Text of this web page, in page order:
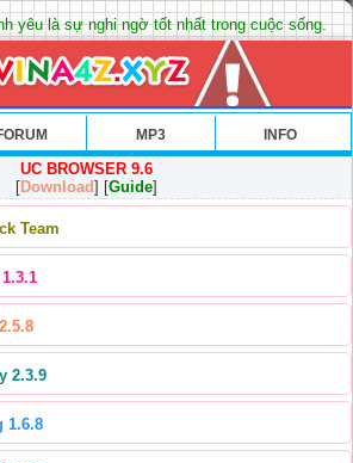
yêu là sự nghi ngờ tốt nhất trong cuộc sống.
MP3 INFO
UC BROWSER 9.6
[Download] [Guide]
Team
2.3.9
1.6.8